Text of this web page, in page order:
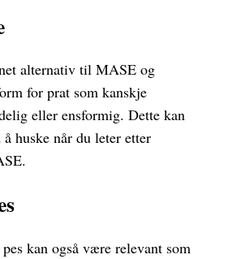
alternativ til MASE og
for prat som kanskje
eller ensformig. Dette kan
huske når du leter etter
kan også være relevant som